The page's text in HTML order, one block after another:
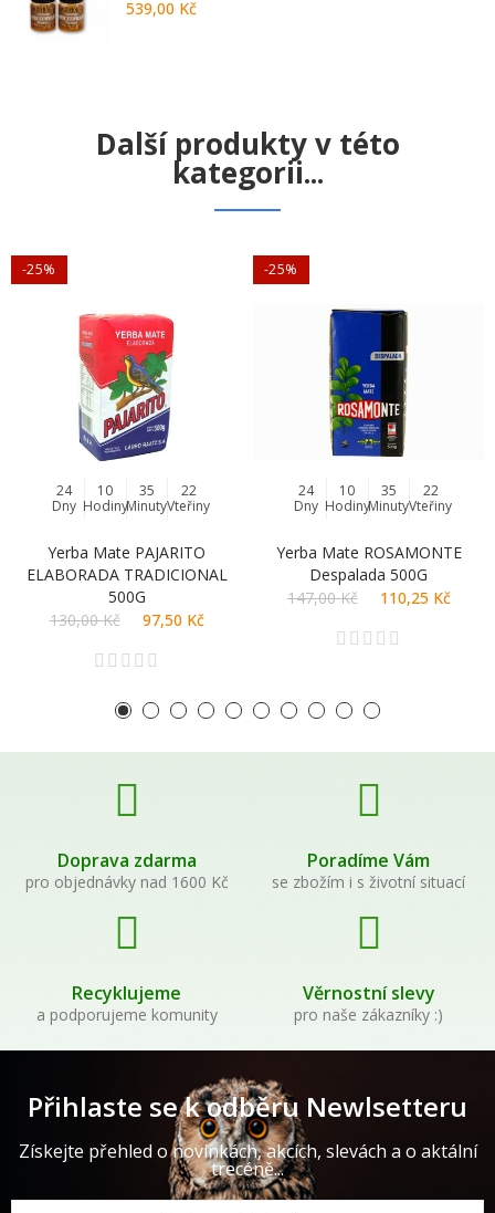
539,00 Kč
Další produkty v této
kategorii...
-25%
24
Dny
10
Hodiny
35
Minuty
22
Vteřiny
Yerba Mate PAJARITO
ELABORADA TRADICIONAL
500G
130,00 Kč
97,50 Kč
-25%
24
Dny
10
Hodiny
35
Minuty
22
Vteřiny
Yerba Mate ROSAMONTE
Despalada 500G
147,00 Kč
110,25 Kč
Doprava zdarma
pro objednávky nad 1600 Kč
Poradíme Vám
se zbožím i s životní situací
Recyklujeme
a podporujeme komunity
Věrnostní slevy
pro naše zákazníky :)
Přihlaste se k odběru Newlsetteru
Získejte přehled o novinkách, akcích, slevách a o aktální
trecéně...